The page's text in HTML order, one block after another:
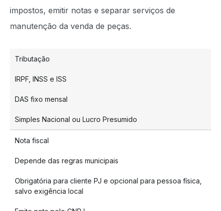
impostos, emitir notas e separar serviços de
manutenção da venda de peças.
Tributação
IRPF, INSS e ISS
DAS fixo mensal
Simples Nacional ou Lucro Presumido
Nota fiscal
Depende das regras municipais
Obrigatória para cliente PJ e opcional para pessoa física,
salvo exigência local